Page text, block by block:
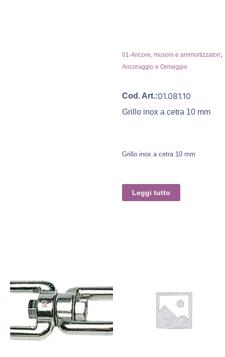
01-Ancore, musoni e ammortizzatori,
Ancoraggio e Ormeggio
Cod. Art.:01.081.10
Grillo inox a cetra 10 mm
Grillo inox a cetra 10 mm
Leggi tutto